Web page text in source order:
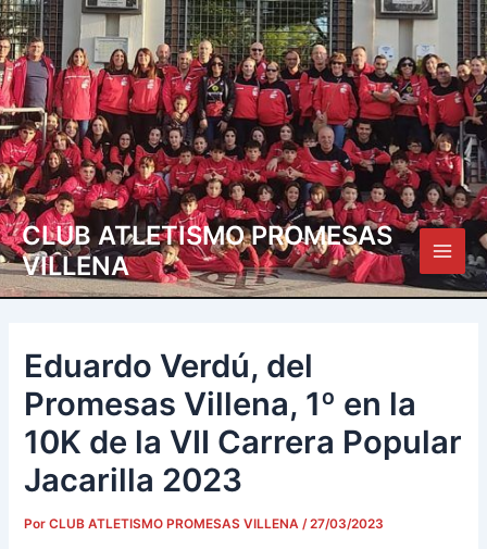
Ir
al
contenido
CLUB ATLETISMO PROMESAS
VILLENA
Main
Eduardo Verdú, del
Promesas Villena, 1º en la
10K de la VII Carrera Popular
Jacarilla 2023
PorCLUB ATLETISMO PROMESAS VILLENA/27/03/2023
Navegación
de
entradas